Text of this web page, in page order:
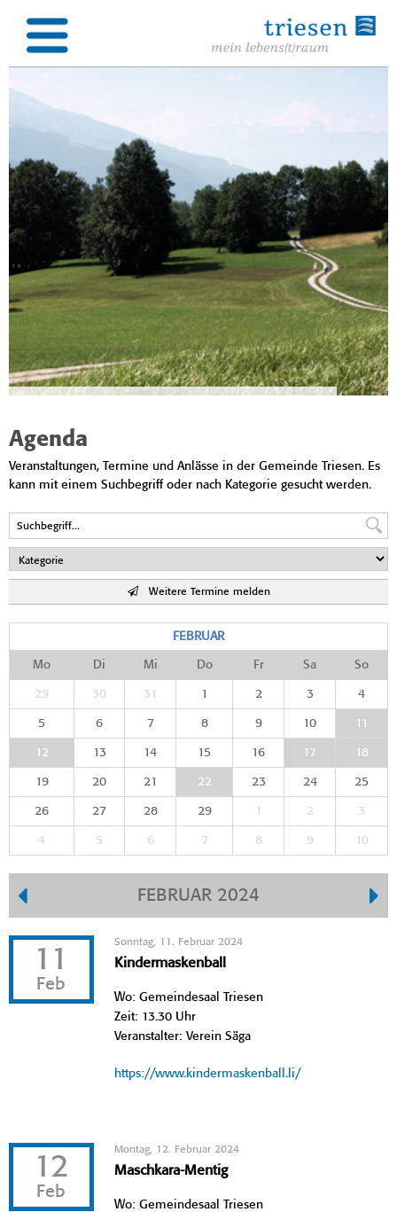
Agenda
Veranstaltungen, Termine und Anlässe in der Gemeinde Triesen. Es
kann mit einem Suchbegriff oder nach Kategorie gesucht werden.
Weitere Termine melden
FEBRUAR
Mo Di Mi Do Fr Sa So
29 30 31 1 2 3 4
5 6 7 8 9 10 11
12 13 14 15 16 17 18
19 20 21 22 23 24 25
26 27 28 29 1 2 3
4 5 6 7 8 9 10
FEBRUAR 2024
11
Feb
Sonntag, 11. Februar 2024
Kindermaskenball
Wo: Gemeindesaal Triesen
Zeit: 13.30 Uhr
Veranstalter: Verein Säga
https://www.kindermaskenball.li/
12
Feb
Montag, 12. Februar 2024
Maschkara-Mentig
Wo: Gemeindesaal Triesen